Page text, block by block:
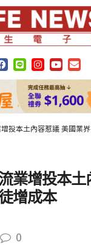
投本土內容惹議 美國業
業增投本土
增成本
0